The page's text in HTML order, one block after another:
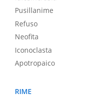
Pusillanime
Refuso
Neofita
Iconoclasta
Apotropaico
RIME